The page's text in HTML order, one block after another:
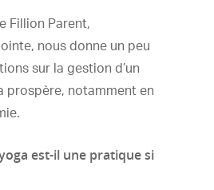
Fillion Parent,
nous donne un peu
sur la gestion d’un
notamment en
est-il une pratique si